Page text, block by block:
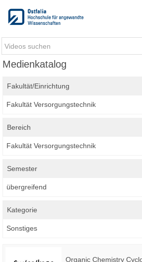
Medienkatalog
Fakultät/Einrichtung
Fakultät Versorgungstechnik
Bereich
Fakultät Versorgungstechnik
Semester
übergreifend
Kategorie
Sonstiges
Organic Chemistry